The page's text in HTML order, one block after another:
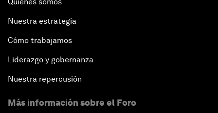
Nuestra estrategia
Cómo trabajamos
Liderazgo y gobernanza
Nuestra repercusión
Más información sobre el Foro